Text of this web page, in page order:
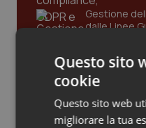
Marche
Piemonte
Provincia
Donna & Salute
HIV
Infezioni & Febbre
Gestione
dalle Linee
Leadership
Questo sito
cookie
Questo sito web
migliorare la tua